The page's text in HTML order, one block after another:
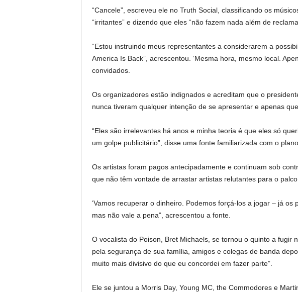
“Cancele”, escreveu ele no Truth Social, classificando os
“irritantes” e dizendo que eles “não fazem nada além de
“Estou instruindo meus representantes a considerarem a
America Is Back”, acrescentou. ‘Mesma hora, mesmo local.
convidados.
Os organizadores estão indignados e acreditam que o
nunca tiveram qualquer intenção de se apresentar e apenas
“Eles são irrelevantes há anos e minha teoria é que eles só
um golpe publicitário”, disse uma fonte familiarizada com o
Os artistas foram pagos antecipadamente e continuam sob
que não têm vontade de arrastar artistas relutantes para o palco.
‘Vamos recuperar o dinheiro. Podemos forçá-los a jogar – já os
mas não vale a pena”, acrescentou a fonte.
O vocalista do Poison, Bret Michaels, se tornou o quinto a fugir
pela segurança de sua família, amigos e colegas de banda
muito mais divisivo do que eu concordei em fazer parte”.
Ele se juntou a Morris Day, Young MC, the Commodores e